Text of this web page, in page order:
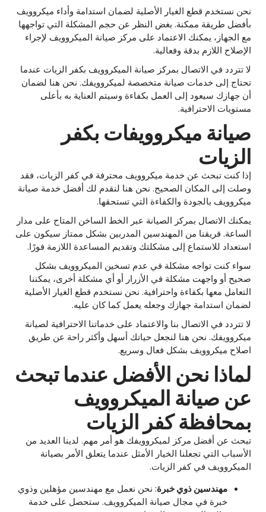
نحن نستخدم قطع الغيار الأصلية لضمان استدامة وأداء ميكروويف
بأفضل طريقة ممكنة. بغض النظر عن حجم المشكلة التي تواجهها
مع الجهاز، يمكنك الاعتماد على مركز صيانة الميكروويف لإجراء
الإصلاح اللازم بدقة وفعالية.
لا تتردد في الاتصال بمركز صيانة الميكروويف بكفر الزيات عندما
تحتاج إلى خدمات صيانة متخصصة لميكروويفك. نحن هنا لضمان
أن جهازك سيعود إلى العمل بكفاءة وسيتم العناية به بأعلى
مستويات الاحترافية.
صيانة ميكروويفات بكفر
الزيات
إذا كنت تبحث عن خدمة ميكروويف محترفة في كفر الزيات، فقد
وصلت إلى المكان الصحيح. نحن هنا لنقدم لك أفضل خدمة صيانة
ميكروويف بالجودة والكفاءة التي تستحقها.
يمكنك الاتصال بمركز الصيانة عبر الخط الساخن المتاح على مدار
الساعة. فريقنا من المهندسين المدربين بشكل ممتاز سيكون على
استعداد للاستماع إلى مشكلتك وتقديم المساعدة اللازمة فورًا.
سواء كنت تواجه مشكلة في عدم تسخين الميكروويف بشكل
صحيح أو واجهت مشكلة في الأزرار أو أي مشكلة أخرى، يمكننا
التعامل معها بكفاءة واحترافية. نحن نستخدم قطع الغيار الأصلية
لضمان استدامة جهازك وجعله يعمل كما كان عليه.
لا تتردد في الاتصال بنا والاعتماد على خدماتنا الاحترافية لصيانة
ميكروويفك. نحن هنا لنجعل حياتك أسهل وأكثر راحة عن طريق
اصلاح ميكروويف بشكل فعال وسريع.
لماذا نحن الأفضل عندما تبحث
عن صيانة الميكروويف
بمحافظة كفر الزيات
تبحث عن أفضل مركز لميكروويفك هو أمر مهم. لدينا العديد من
الأسباب التي تجعلنا الخيار الأمثل عندما يتعلق الأمر بصيانة
الميكروويف في كفر الزيات.
مهندسين ذوي خبرة: نحن نعمل مع مهندسين مؤهلين وذوي
خبرة في مجال صيانة الميكروويف. ستحصل على خدمة